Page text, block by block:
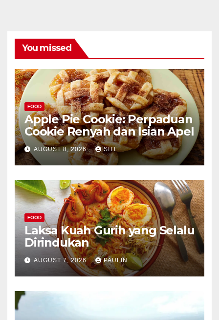
You missed
FOOD
Apple Pie Cookie: Perpaduan
Cookie Renyah dan Isian Apel
AUGUST 8, 2026 SITI
FOOD
Laksa Kuah Gurih yang Selalu
Dirindukan
AUGUST 7, 2026 PAULIN